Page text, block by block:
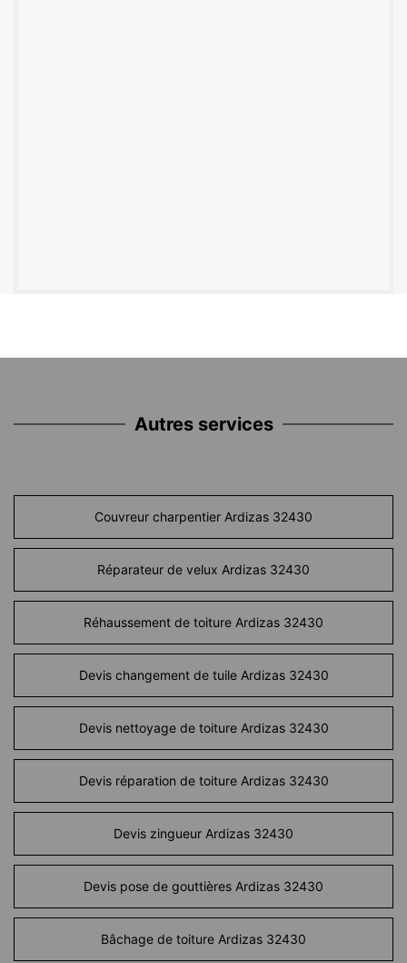
Autres services
Couvreur charpentier Ardizas 32430
Réparateur de velux Ardizas 32430
Réhaussement de toiture Ardizas 32430
Devis changement de tuile Ardizas 32430
Devis nettoyage de toiture Ardizas 32430
Devis réparation de toiture Ardizas 32430
Devis zingueur Ardizas 32430
Devis pose de gouttières Ardizas 32430
Bâchage de toiture Ardizas 32430